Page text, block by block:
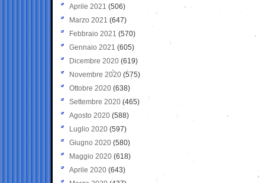
Aprile 2021 (506)
Marzo 2021 (647)
Febbraio 2021 (570)
Gennaio 2021 (605)
Dicembre 2020 (619)
Novembre 2020 (575)
Ottobre 2020 (638)
Settembre 2020(465)
Agosto 2020 (588)
Luglio 2020 (597)
Giugno 2020 (580)
Maggio 2020 (618)
Aprile 2020 (643)